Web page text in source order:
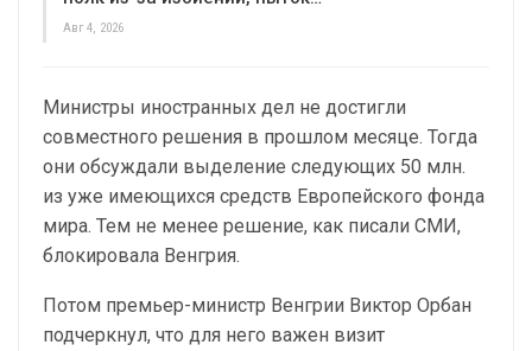
Авг 4, 2026
Министры иностранных дел не достигли
совместного решения в прошлом месяце. Тогда
они обсуждали выделение следующих 50 млн.
из уже имеющихся средств Европейского фонда
мира. Тем не менее решение, как писали СМИ,
блокировала Венгрия.
Потом премьер-министр Венгрии Виктор Орбан
подчеркнул, что для него важен визит